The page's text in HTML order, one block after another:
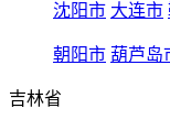
沈阳市 大连市
朝阳市 葫芦岛
吉林省